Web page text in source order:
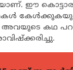
ഈ
കേൾക്കുകയും
കഥ